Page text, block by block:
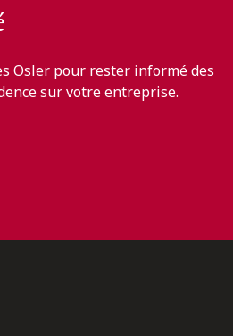
Osler pour rester informé des
sur votre entreprise.